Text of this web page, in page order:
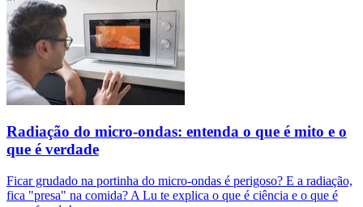
Radiação do micro-ondas: entenda o que é mito e o
que é verdade
Ficar grudado na portinha do micro-ondas é perigoso? E a radiação,
fica "presa" na comida? A Lu te explica o que é ciência e o que é